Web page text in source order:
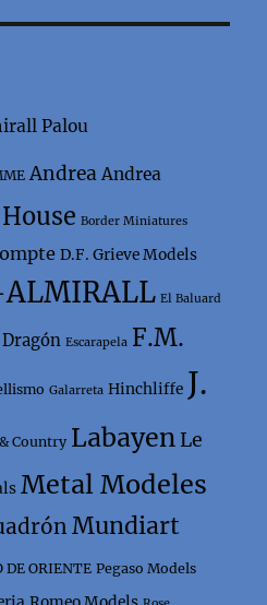
Palou
Andrea Andrea
Border Miniatures
D.F. Grieve Models
El Baluard
Escarapela F.M.
Galarreta Hinchliffe J.
Country Labayen Le
Metal Modeles
Mundiart
DE ORIENTE Pegaso Models